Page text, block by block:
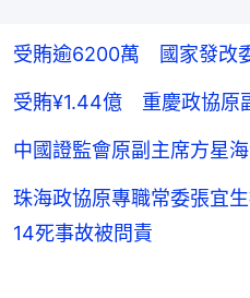
受賄逾6200萬 國家發改
受賄¥1.44億 重慶政協原
中國證監會原副主席方星
珠海政協原專職常委張宜
14死事故被問責